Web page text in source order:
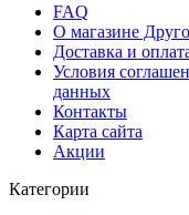
FAQ
О магазине
Доставка и
Условия
данных
Контакты
Карта сайта
Акции
Категории